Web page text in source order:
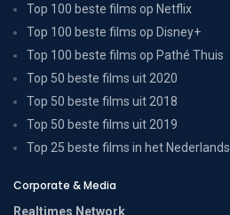
Top 100 beste films op Netflix
Top 100 beste films op Disney+
Top 100 beste films op Pathé Thuis
Top 50 beste films uit 2020
Top 50 beste films uit 2018
Top 50 beste films uit 2019
Top 25 beste films in het Nederlands
Corporate & Media
Realtimes Network